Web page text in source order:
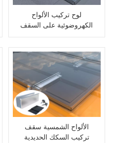
لوح تركيب الألواح
الكهروضوئية على السقف
مع مجموعة اللمعان
للألواح الشمسية
الألواح الشمسية سقف
تركيب السكك الحديدية